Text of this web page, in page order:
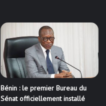
Bénin : le premier Bureau du
Sénat officiellement installé